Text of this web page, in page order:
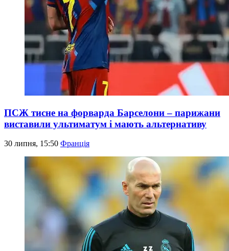
ПСЖ тисне на форварда Барселони – парижани
виставили ультиматум і мають альтернативу
30 липня, 15:50 Франція